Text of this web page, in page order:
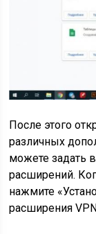
После этого
различных
можете задать
расширений.
нажмите
расширения